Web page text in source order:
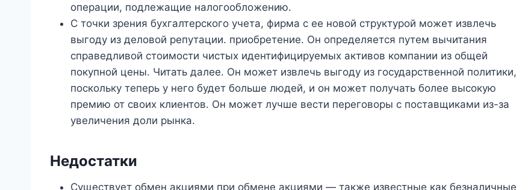
операции, подлежащие налогообложению.
С точки зрения бухгалтерского учета, фирма с ее новой структурой может извлечь
выгоду из деловой репутации. приобретение. Он определяется путем вычитания
справедливой стоимости чистых идентифицируемых активов компании из общей
покупной цены. Читать далее. Он может извлечь выгоду из государственной политики,
поскольку теперь у него будет больше людей, и он может получать более высокую
премию от своих клиентов. Он может лучше вести переговоры с поставщиками из-за
увеличения доли рынка.
Недостатки
Существует обмен акциями при обмене акциями — также известные как безналичные